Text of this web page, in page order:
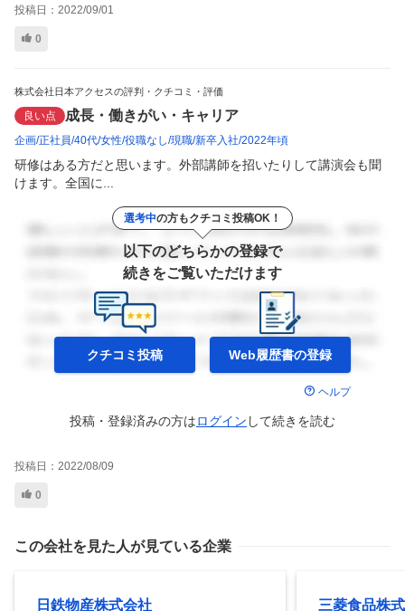
投稿日： 2022/09/01
0
株式会社日本アクセスの評判・クチコミ・評価
良い点 成長・働きがい・キャリア
企画 正社員 40代 女性 役職なし 現職 新卒入社 2022年頃
研修はある方だと思います。外部講師を招いたりして講演会も聞
けます。全国に...
選考中の方もクチコミ投稿OK！
以下のどちらかの登録で
続きをご覧いただけます
クチコミ投稿 Web履歴書の登録
ヘルプ
投稿・登録済みの方はログイン して続きを読む
投稿日： 2022/08/09
0
この会社を見た人が見ている企業
日鉄物産株式会社 三菱食品株